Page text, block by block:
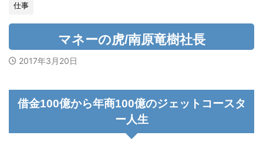
仕事
マネーの虎/南原竜樹社長
2017年3月20日
借金100億から年商100億のジェットコースタ
ー人生